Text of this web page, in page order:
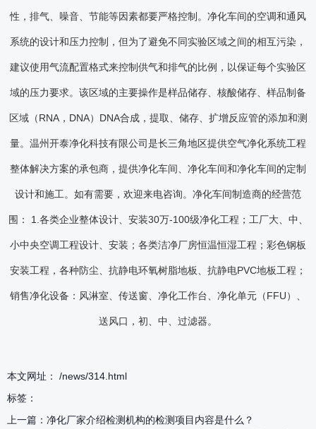
性，排气、噪音、节能等因素都要严格控制。净化车间的空调和通风
系统的设计和压力控制，但为了避免不同实验区域之间的相互污染，
建议使用气流配置格式来控制供气和排气的比例，以保证每个实验区
域的压力要求。该区域的主要操作是样品储存、核酸储存、样品制备
区域（RNA，DNA）DNA合成，提取、储存、扩增反应管的添加和测
量。温州开泰净化科技有限公司是长三角地区提供空气净化系统工程
整体解决方案的承包商，提供净化车间、净化车间和净化车间的定制
设计和施工。如有需要，欢迎来电咨询。净化车间制造商的经营范
围： 1.各类企业整体设计、安装30万-100级净化工程；工厂大、中、
小中央空调工程设计、安装；各类洁净厂房恒温恒湿工程；彩色钢板
安装工程，各种防尘、抗静电环氧树脂地板、抗静电PVC地板工程；
销售净化设备：风淋室、传送窗、净化工作台、净化单元（FFU）、
送风口，初、中、过滤器。
本文网址： /news/314.html
标签：
上一篇： 净化厂家介绍检测机构的检测项目内容是什么？